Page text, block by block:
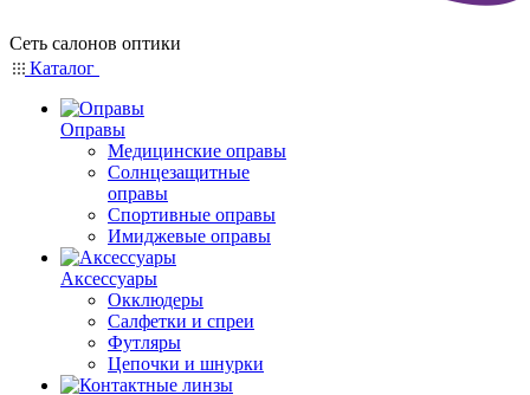
Сеть салонов оптики
Каталог
Оправы
Медицинские оправы
Солнцезащитные
оправы
Спортивные оправы
Имиджевые оправы
Аксессуары
Окклюдеры
Салфетки и спреи
Футляры
Цепочки и шнурки